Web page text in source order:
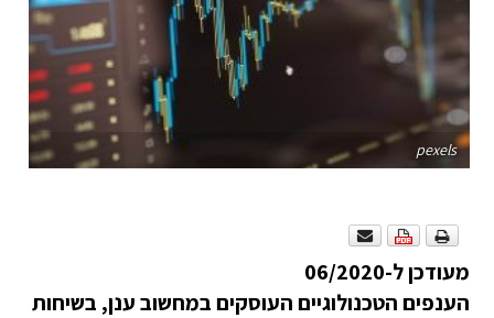
pexels
מעודכן ל-06/2020
הענפים הטכנולוגיים העוסקים במחשוב ענן, בשיחות